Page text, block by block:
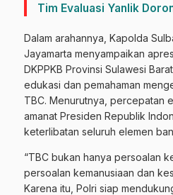
Tim Evaluasi Yanlik
Dalam arahannya, Kapolda
Jayamarta menyampaikan
DKPPKB Provinsi Sulawesi
edukasi dan pemahaman
TBC. Menurutnya, percepatan
amanat Presiden Republik
keterlibatan seluruh elemen
“TBC bukan hanya persoalan
persoalan kemanusiaan dan
Karena itu, Polri siap